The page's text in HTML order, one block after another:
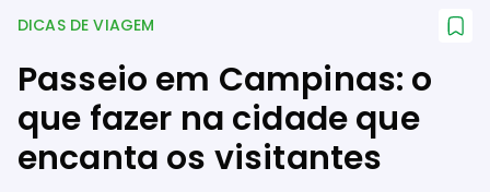
DICAS DE VIAGEM
Passeio em Campinas: o
que fazer na cidade que
encanta os visitantes